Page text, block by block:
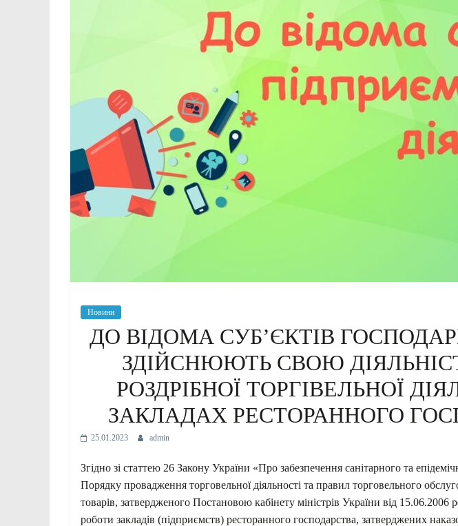
Новини
ДО ВІДОМА СУБ’ЄКТІВ
ЗДІЙСНЮЮТЬ СВОЮ
РОЗДРІБНОЇ ТОРГІВЕЛЬНОЇ
ЗАКЛАДАХ РЕСТОРАННОГО
25.01.2023 admin
Згідно зі статтею 26 Закону України «Про забезпечення санітарного та
Порядку провадження торговельної діяльності та правил торговельного
товарів, затвердженого Постановою кабінету міністрів України від
роботи закладів (підприємств) ресторанного господарства, затверджених